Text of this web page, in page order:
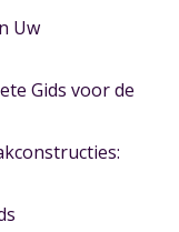
Uw
Gids voor de